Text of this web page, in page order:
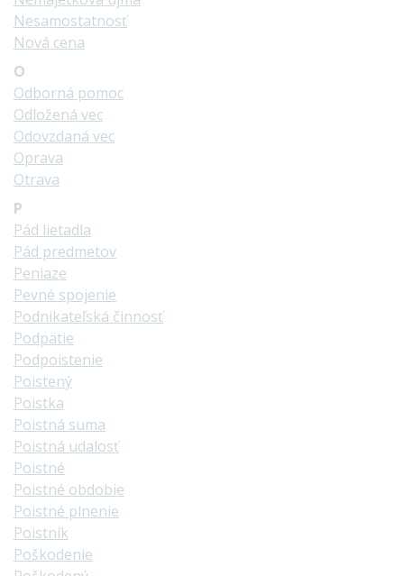
Nesamostatnosť
Nová cena
O
Odborná pomoc
Odložená vec
Odovzdaná vec
Oprava
Otrava
P
Pád lietadla
Pád predmetov
Peniaze
Pevné spojenie
Podnikateľská činnosť
Podpätie
Podpoistenie
Poistený
Poistka
Poistná suma
Poistná udalosť
Poistné
Poistné obdobie
Poistné plnenie
Poistník
Poškodenie